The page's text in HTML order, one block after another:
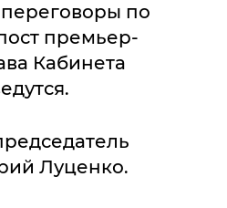
по
премьер-
Кабинета
Луценко.